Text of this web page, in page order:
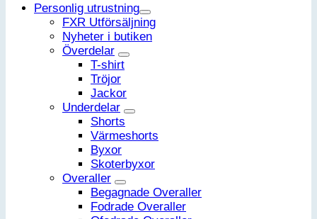
Personlig utrustning
FXR Utförsäljning
Nyheter i butiken
Överdelar
T-shirt
Tröjor
Jackor
Underdelar
Shorts
Värmeshorts
Byxor
Skoterbyxor
Overaller
Begagnade Overaller
Fodrade Overaller